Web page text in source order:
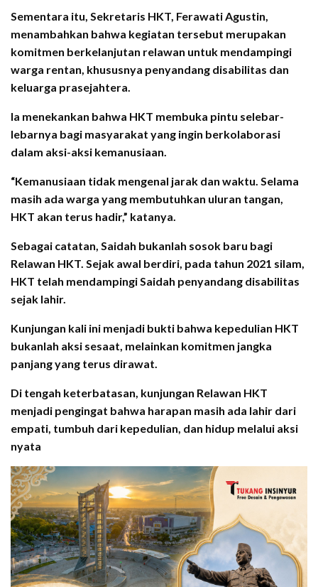
Sementara itu, Sekretaris HKT, Ferawati Agustin,
menambahkan bahwa kegiatan tersebut merupakan
komitmen berkelanjutan relawan untuk mendampingi
warga rentan, khususnya penyandang disabilitas dan
keluarga prasejahtera.
Ia menekankan bahwa HKT membuka pintu selebar-
lebarnya bagi masyarakat yang ingin berkolaborasi
dalam aksi-aksi kemanusiaan.
“Kemanusiaan tidak mengenal jarak dan waktu. Selama
masih ada warga yang membutuhkan uluran tangan,
HKT akan terus hadir,” katanya.
Sebagai catatan, Saidah bukanlah sosok baru bagi
Relawan HKT. Sejak awal berdiri, pada tahun 2021 silam,
HKT telah mendampingi Saidah penyandang disabilitas
sejak lahir.
Kunjungan kali ini menjadi bukti bahwa kepedulian HKT
bukanlah aksi sesaat, melainkan komitmen jangka
panjang yang terus dirawat.
Di tengah keterbatasan, kunjungan Relawan HKT
menjadi pengingat bahwa harapan masih ada lahir dari
empati, tumbuh dari kepedulian, dan hidup melalui aksi
nyata